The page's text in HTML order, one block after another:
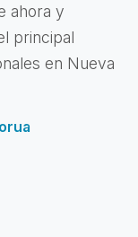
ahora y
principal
en Nueva